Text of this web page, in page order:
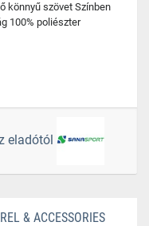
könnyű szövet Színben
100% poliészter
eladótól
& ACCESSORIES